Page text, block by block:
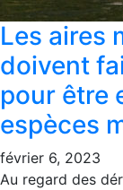
Les aires
doivent
pour être
espèces
février 6, 2023
Au regard des